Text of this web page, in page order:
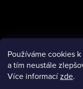
Používáme cookies
a tím neustále
Více informacízde.